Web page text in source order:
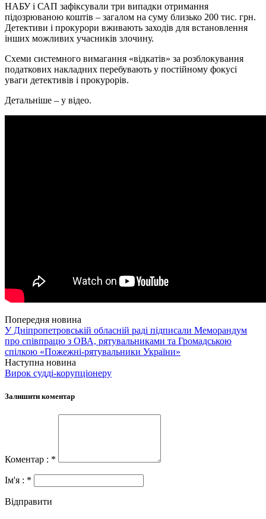
НАБУ і САП зафіксували три випадки отримання
підозрюваною коштів – загалом на суму близько 200 тис. грн.
Детективи і прокурори вживають заходів для встановлення
інших можливих учасників злочину.
Схеми системного вимагання «відкатів» за розблокування
податкових накладних перебувають у постійному фокусі
уваги детективів і прокурорів.
Детальніше – у відео.
Попередня новина
У Дніпропетровській обласній раді підписали Меморандум
про співпрацю з ОВА, рятувальниками та Громадською
спілкою «Пожежні-рятувальники України»
Наступна новина
Вирок судді-корупціонеру
Залишити коментар
Коментар : *
Ім'я : *
Відправити